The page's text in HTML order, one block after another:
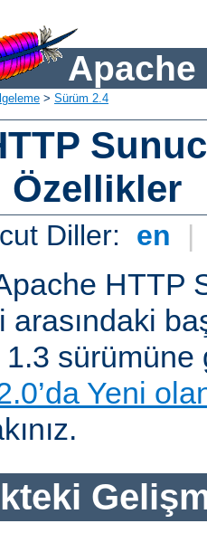
Apache
> Sürüm 2.4
Özellikler
Diller: en |
HTTP
Yeni